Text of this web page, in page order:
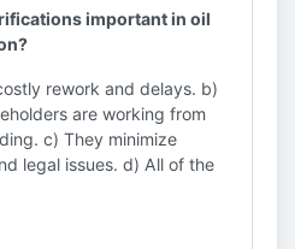
important in oil
rework and delays. b)
are working from
c) They minimize
legal issues. d) All of the